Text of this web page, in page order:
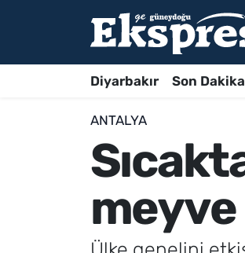
Diyarbakır Son Dakika
ANTALYA